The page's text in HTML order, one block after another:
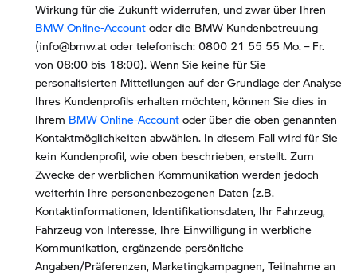
Wirkung für die Zukunft widerrufen, und zwar über Ihren
BMW Online-Account oder die BMW Kundenbetreuung
(info@bmw.at oder telefonisch: 0800 21 55 55 Mo. – Fr.
von 08:00 bis 18:00). Wenn Sie keine für Sie
personalisierten Mitteilungen auf der Grundlage der Analyse
Ihres Kundenprofils erhalten möchten, können Sie dies in
Ihrem BMW Online-Account oder über die oben genannten
Kontaktmöglichkeiten abwählen. In diesem Fall wird für Sie
kein Kundenprofil, wie oben beschrieben, erstellt. Zum
Zwecke der werblichen Kommunikation werden jedoch
weiterhin Ihre personenbezogenen Daten (z.B.
Kontaktinformationen, Identifikationsdaten, Ihr Fahrzeug,
Fahrzeug von Interesse, Ihre Einwilligung in werbliche
Kommunikation, ergänzende persönliche
Angaben/Präferenzen, Marketingkampagnen, Teilnahme an